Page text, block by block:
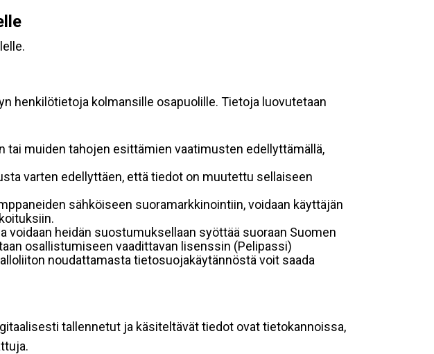
henkilötietoja kolmansille osapuolille. Tietoja luovutetaan
muiden tahojen esittämien vaatimusten edellyttämällä,
varten edellyttäen, että tiedot on muutettu sellaiseen
sähköiseen suoramarkkinointiin, voidaan käyttäjän
heidän suostumuksellaan syöttää suoraan Suomen
osallistumiseen vaadittavan lisenssin (Pelipassi)
noudattamasta tietosuojakäytännöstä voit saada
tallennetut ja käsiteltävät tiedot ovat tietokannoissa,